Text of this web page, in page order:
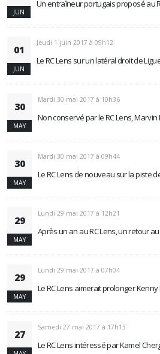
JUN
Un entraîneur portugais proposé au
01
JUN
Jeudi 1 juin 2017 à 09h12
Le RC Lens sur un latéral droit de
30
MAY
Mardi 30 mai 2017 à 10h36
Non conservé par le RC Lens, Marvin
30
MAY
Mardi 30 mai 2017 à 09h44
Le RC Lens de nouveau sur la piste
29
MAY
Lundi 29 mai 2017 à 12h21
Après un an au RC Lens, un retour
29
MAY
Lundi 29 mai 2017 à 07h04
Le RC Lens aimerait prolonger
27
Samedi 27 mai 2017 à 17h13
Le RC Lens intéressé par Kamel